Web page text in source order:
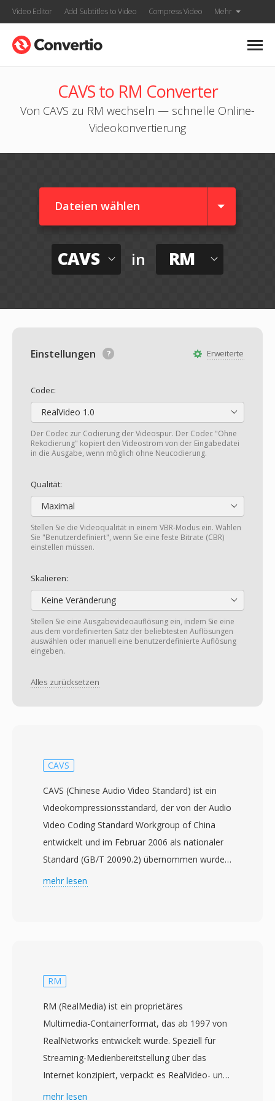
Video Editor Add Subtitles to Video Compress Video Mehr
CAVS to RM Converter
Von CAVS zu RM wechseln — schnelle Online-
Videokonvertierung
Dateien wählen
CAVS in RM
Erweiterte
Einstellungen
Codec:
RealVideo 1.0
Der Codec zur Codierung der Videospur. Der Codec "Ohne
Rekodierung" kopiert den Videostrom von der Eingabedatei
in die Ausgabe, wenn möglich ohne Neucodierung.
Qualität:
Maximal
Stellen Sie die Videoqualität in einem VBR-Modus ein. Wählen
Sie "Benutzerdefiniert", wenn Sie eine feste Bitrate (CBR)
einstellen müssen.
Skalieren:
Keine Veränderung
Stellen Sie eine Ausgabevideoauflösung ein, indem Sie eine
aus dem vordefinierten Satz der beliebtesten Auflösungen
auswählen oder manuell eine benutzerdefinierte Auflösung
eingeben.
Alles zurücksetzen
CAVS
CAVS (Chinese Audio Video Standard) ist ein
Videokompressionsstandard, der von der Audio
Video Coding Standard Workgroup of China
entwickelt und im Februar 2006 als nationaler
Standard (GB/T 20090.2) übernommen wurde.
Das Projekt begann 2002 mit dem Ziel, eine
bezeichnet, erreicht eine
H.264/AVC, nutzt jedoch ein einfacheres
Patentgerüst mit deutlich geringeren
Lizenzkosten. Der Standard unterstützt
Videoauflösungen von Standard Definition bis
High Definition und eignet sich sowohl für
mehr lesen
RM
RM (RealMedia) ist ein proprietäres
Multimedia-Containerformat, das ab 1997 von
RealNetworks entwickelt wurde. Speziell für
Streaming-Medienbereitstellung über das
Internet konzipiert, verpackt es RealVideo- und
RealAudio-Codecs in einen Container, der für
mehr lesen